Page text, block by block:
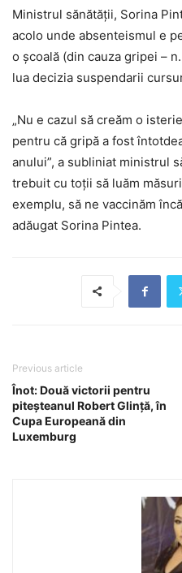
Ministrul sănătății, Sorina
acolo unde absenteismul e
o școală (din cauza gripei –
lua decizia suspendarii
„Nu e cazul să creăm o
pentru că gripă a fost
anului”, a subliniat ministrul
trebuit cu toții să luăm
exemplu, să ne vaccinăm
adăugat Sorina Pintea.
Previous article
​Înot: Două victorii pentru
piteşteanul Robert Glinţă, în
Cupa Europeană din
Luxemburg